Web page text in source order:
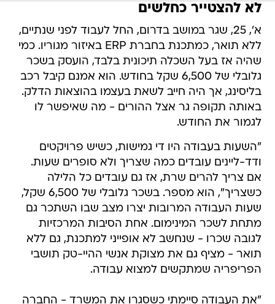
לא להצטייר כחלשים
א', 25, שגר במושב בדרום, החל לעבוד לפני שנתיים,
ללא תואר, כמתכנת בחברת ERP באיזור מגוריו. כמי
שהיה אז בעל השכלה תיכונית בלבד, הועסק בשכר
גלובלי של 6,500 שקל בחודש. הוא אמנם קיבל רכב
בליסינג, אך היה חייב לשאת בעצמו בהוצאות הדלק.
באותה תקופה גר אצל ההורים - מה שאיפשר לו
לגמור את החודש.
"השעות בעבודה היו די גמישות, כשיש פרויקטים
ודד-ליינים עובדים כמה שצריך ולא סופרים שעות.
אם צריך להרים שרת, אז גם עובדים כל הלילה
כשצריך", הוא מספר. בשכר גלובלי של 6,500 שקל,
שעות העבודה המרובות יצרו מצב שבו השתכר גם
מתחת לשכר המינימום. אחת הסיבות המרכזיות
לגובה שכרו - שנחשב לא אופייני למתכנת, גם ללא
תואר - מציף גם את מצוקת אנשי ההיי-טק תושבי
הפריפריה שמתקשים למצוא עבודה.
"את העבודה סיימתי כשסגרו את המשרד - החברה